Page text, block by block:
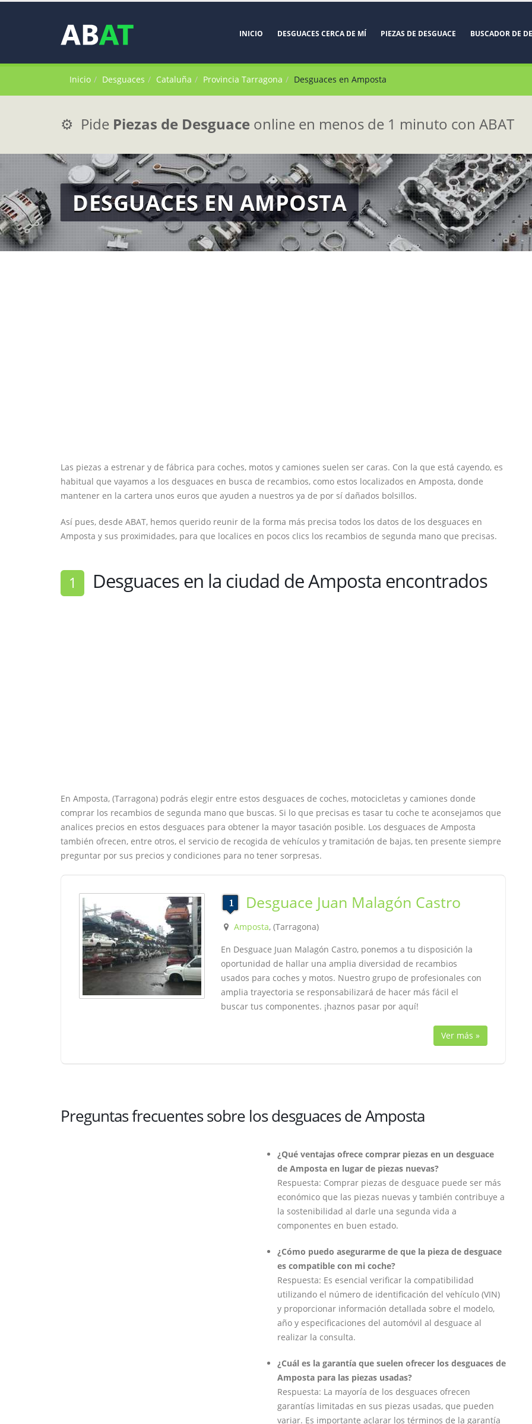
INICIO DESGUACES CERCA DE MÍ PIEZAS DE DESGUACE BUSCADOR DE
Inicio Desguaces Cataluña Provincia Tarragona Desguaces en Amposta
⚙️ Pide Piezas de Desguace online en menos de 1 minuto con ABAT
DESGUACES EN AMPOSTA
Las piezas a estrenar y de fábrica para coches, motos y camiones suelen ser caras. Con la que está cayendo, es
habitual que vayamos a los desguaces en busca de recambios, como estos localizados en Amposta, donde
mantener en la cartera unos euros que ayuden a nuestros ya de por sí dañados bolsillos.
Así pues, desde ABAT, hemos querido reunir de la forma más precisa todos los datos de los desguaces en
Amposta y sus proximidades, para que localices en pocos clics los recambios de segunda mano que precisas.
1 Desguaces en la ciudad de Amposta encontrados
En Amposta, (Tarragona) podrás elegir entre estos desguaces de coches, motocicletas y camiones donde
comprar los recambios de segunda mano que buscas. Si lo que precisas es tasar tu coche te aconsejamos que
analices precios en estos desguaces para obtener la mayor tasación posible. Los desguaces de Amposta
también ofrecen, entre otros, el servicio de recogida de vehículos y tramitación de bajas, ten presente siempre
preguntar por sus precios y condiciones para no tener sorpresas.
Desguace Juan Malagón Castro
Amposta, (Tarragona)
En Desguace Juan Malagón Castro, ponemos a tu disposición la
oportunidad de hallar una amplia diversidad de recambios
usados para coches y motos. Nuestro grupo de profesionales con
amplia trayectoria se responsabilizará de hacer más fácil el
buscar tus componentes. ¡haznos pasar por aquí!
Ver más »
Preguntas frecuentes sobre los desguaces de Amposta
¿Qué ventajas ofrece comprar piezas en un desguace
de Amposta en lugar de piezas nuevas?
Respuesta: Comprar piezas de desguace puede ser más
económico que las piezas nuevas y también contribuye a
la sostenibilidad al darle una segunda vida a
componentes en buen estado.
¿Cómo puedo asegurarme de que la pieza de desguace
es compatible con mi coche?
Respuesta: Es esencial verificar la compatibilidad
utilizando el número de identificación del vehículo (VIN)
y proporcionar información detallada sobre el modelo,
año y especificaciones del automóvil al desguace al
realizar la consulta.
¿Cuál es la garantía que suelen ofrecer los desguaces de
Amposta para las piezas usadas?
Respuesta: La mayoría de los desguaces ofrecen
garantías limitadas en sus piezas usadas, que pueden
variar. Es importante aclarar los términos de la garantía